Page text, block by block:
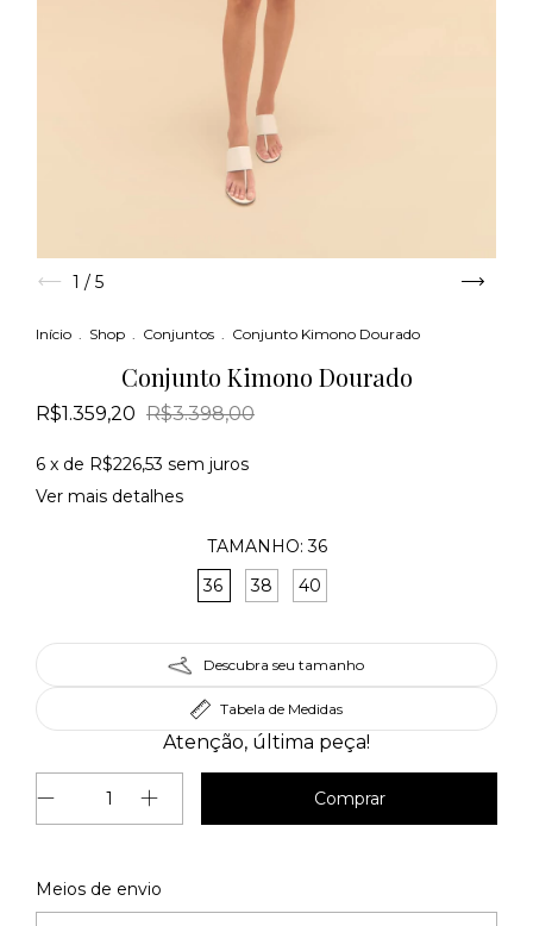
1 / 5
Início . Shop . Conjuntos . Conjunto Kimono Dourado
Conjunto Kimono Dourado
R$1.359,20 R$3.398,00
6 x de R$226,53 sem juros
Ver mais detalhes
TAMANHO:36
36
38 40
Descubra seu tamanho
Tabela de Medidas
Atenção, última peça!
Entregas para o CEP:
Meios de envio